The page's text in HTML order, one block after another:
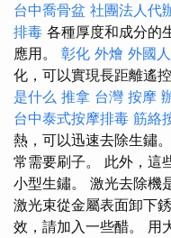
台中喬骨盆 社團法人代
排毒 各種厚度和成分的
應用。 彰化 外燴 外國
化，可以實現長距離遙
是什么 推拿 台灣 按摩
台中泰式按摩排毒 筋絡
熱，可以迅速去除生鏽
常需要刷子。 此外，這
小型生鏽。 激光去除機
激光束從金屬表面卸下
效，請加入一些醋。 用